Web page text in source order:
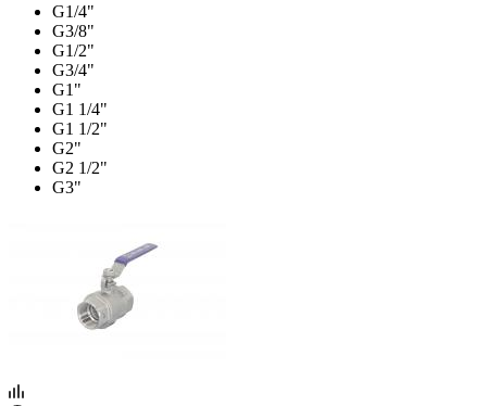
G1/4"
G3/8"
G1/2"
G3/4"
G1"
G1 1/4"
G1 1/2"
G2"
G2 1/2"
G3"